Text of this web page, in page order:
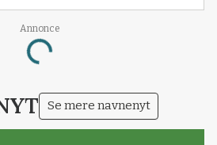
Annonce
Loading...
Se mere navnenyt